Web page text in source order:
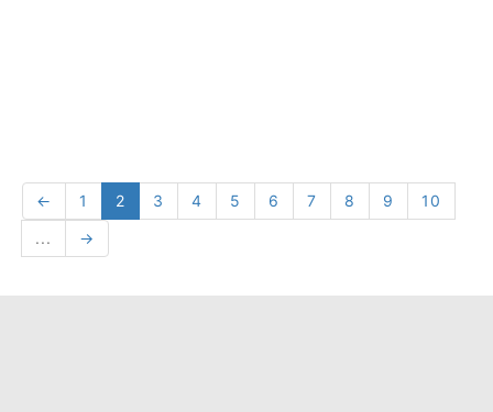
← 1 2 3 4 5 6 7 8 9
10
...
→